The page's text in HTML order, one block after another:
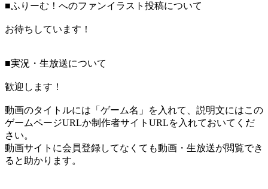
■ふりーむ！へのファンイラスト投稿について
お待ちしています！
■実況・生放送について
歓迎します！
動画のタイトルには「ゲーム名」を入れて、説明文にはこの
ゲームページURLか制作者サイトURLを入れておいてくだ
さい。
動画サイトに会員登録してなくても動画・生放送が閲覧でき
ると助かります。